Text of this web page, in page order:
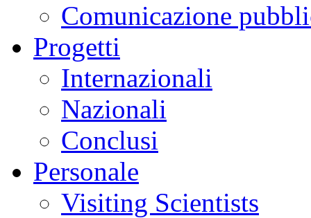
Comunicazione
Progetti
Internazionali
Nazionali
Conclusi
Personale
Visiting Scientists